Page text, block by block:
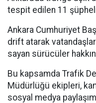
tespit edilen 11 şüpheli
Ankara Cumhuriyet
drift atarak
sayan sürücüler
Bu kapsamda Trafik
Müdürlüğü ekipleri,
sosyal medya